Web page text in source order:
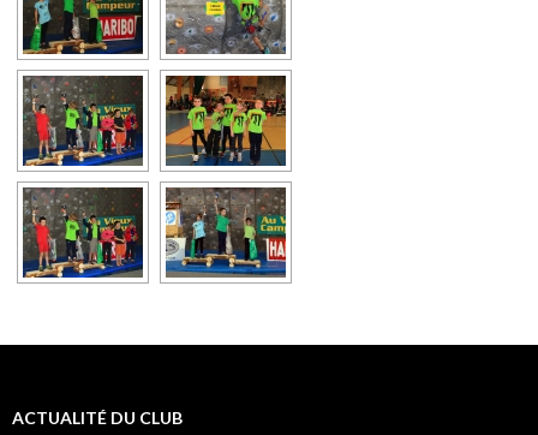
ACTUALITÉ DU CLUB